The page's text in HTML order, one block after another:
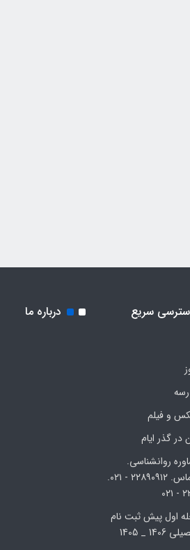
سریع
و فیلم
در گذر ایام
روانشناسی.
شماره تماس. ۲۲۸۹۰۹۱۲ - ۰۲۱.
اول پیش ثبت نام
_ 1405
درباره ما